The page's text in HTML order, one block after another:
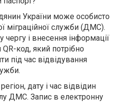
України може особисто
міграційної служби (ДМС).
чергу і внесення інформації
код, який потрібно
під час відвідування
дату і час відвідин
ДМС. Запис в електронну